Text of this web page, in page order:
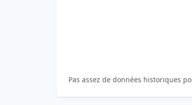
Pas assez de données historiques